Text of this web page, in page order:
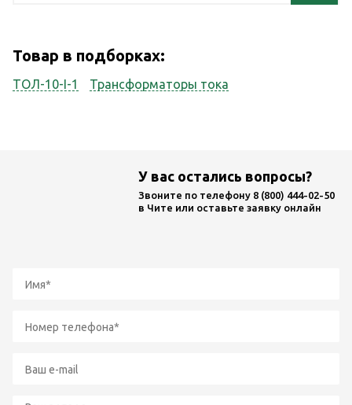
Товар в подборках:
ТОЛ-10-I-1 Трансформаторы тока
У вас остались вопросы?
Звоните по телефону 8 (800) 444-02-50
в Чите или оставьте заявку онлайн